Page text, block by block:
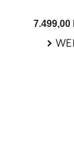
7.499,00